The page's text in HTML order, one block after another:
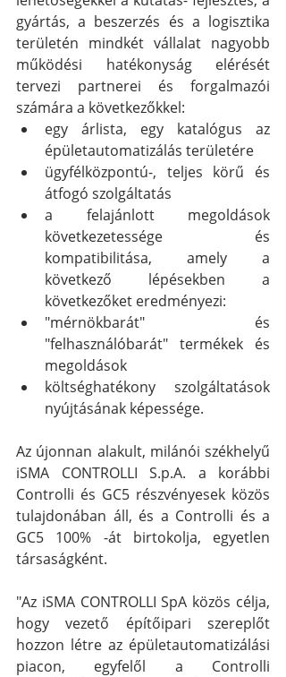
gyártás, a beszerzés és a logisztika
területén mindkét vállalat nagyobb
működési hatékonyság elérését
tervezi partnerei és forgalmazói
számára a következőkkel:
egy árlista, egy katalógus az
épületautomatizálás területére
ügyfélközpontú-, teljes körű és
átfogó szolgáltatás
a felajánlott megoldások
következetessége és
kompatibilitása, amely a
következő lépésekben a
következőket eredményezi:
"mérnökbarát" és
"felhasználóbarát" termékek és
megoldások
költséghatékony szolgáltatások
nyújtásának képessége.
Az újonnan alakult, milánói székhelyű
iSMA CONTROLLI S.p.A. a korábbi
Controlli és GC5 részvényesek közös
tulajdonában áll, és a Controlli és a
GC5 100% -át birtokolja, egyetlen
társaságként.
"Az iSMA CONTROLLI SpA közös célja,
hogy vezető építőipari szereplőt
hozzon létre az épületautomatizálási
piacon, egyfelől a Controlli